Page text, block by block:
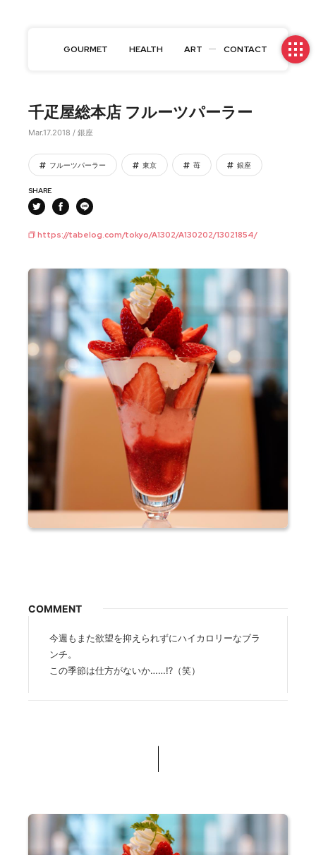
GOURMET HEALTH ART CONTACT
千疋屋総本店 フルーツパーラー
Mar.17.2018 / 銀座
フルーツパーラー 東京 苺 銀座
SHARE
https://tabelog.com/tokyo/A1302/A130202/13021854/
COMMENT
今週もまた欲望を抑えられずにハイカロリーなブラ
ンチ。
この季節は仕方がないか……⁉（笑）